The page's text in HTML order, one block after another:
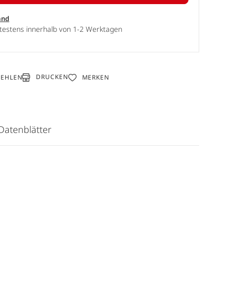
innerhalb von 1-2 Werktagen
DRUCKEN MERKEN